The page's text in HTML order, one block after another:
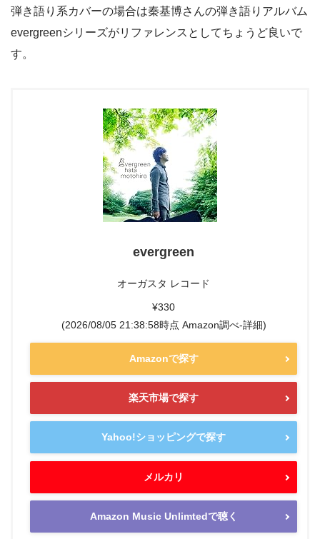
弾き語り系カバーの場合は秦基博さんの弾き語りアルバム
evergreenシリーズがリファレンスとしてちょうど良いで
す。
evergreen
オーガスタ レコード
¥330
(2026/08/05 21:38:58時点 Amazon調べ-詳細)
Amazonで探す
楽天市場で探す
Yahoo!ショッピングで探す
メルカリ
Amazon Music Unlimtedで聴く